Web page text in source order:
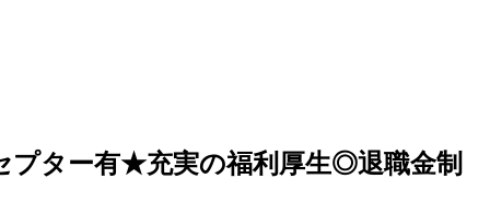
ター有★充実の福利厚生◎退職金制